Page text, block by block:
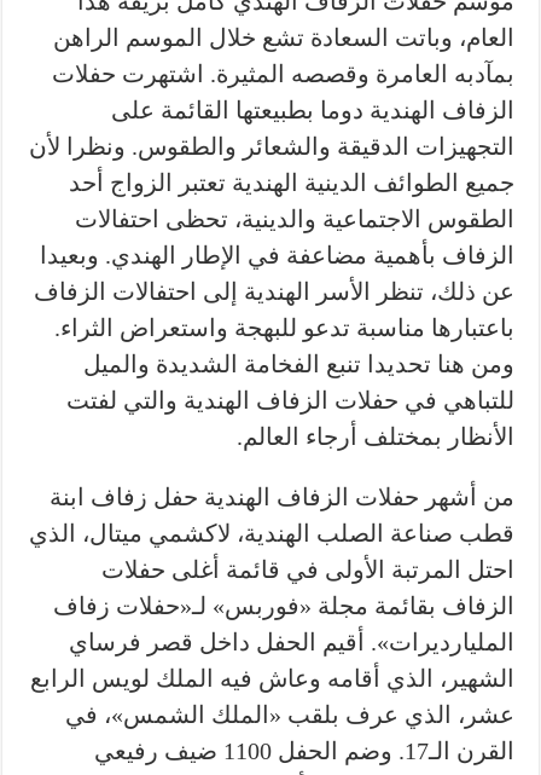
العام، وباتت السعادة تشع خلال الموسم الراهن
بمآدبه العامرة وقصصه المثيرة. اشتهرت حفلات
الزفاف الهندية دوما بطبيعتها القائمة على
التجهيزات الدقيقة والشعائر والطقوس. ونظرا لأن
جميع الطوائف الدينية الهندية تعتبر الزواج أحد
الطقوس الاجتماعية والدينية، تحظى احتفالات
الزفاف بأهمية مضاعفة في الإطار الهندي. وبعيدا
عن ذلك، تنظر الأسر الهندية إلى احتفالات الزفاف
باعتبارها مناسبة تدعو للبهجة واستعراض الثراء.
ومن هنا تحديدا تنبع الفخامة الشديدة والميل
للتباهي في حفلات الزفاف الهندية والتي لفتت
الأنظار بمختلف أرجاء العالم.
من أشهر حفلات الزفاف الهندية حفل زفاف ابنة
قطب صناعة الصلب الهندية، لاكشمي ميتال، الذي
احتل المرتبة الأولى في قائمة أغلى حفلات
الزفاف بقائمة مجلة «فوربس» لـ«حفلات زفاف
المليارديرات». أقيم الحفل داخل قصر فرساي
الشهير، الذي أقامه وعاش فيه الملك لويس الرابع
عشر، الذي عرف بلقب «الملك الشمس»، في
القرن الـ17. وضم الحفل 1100 ضيف رفيعي